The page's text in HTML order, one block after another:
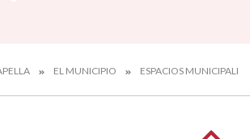
EL MUNICIPIO ESPACIOS MUNICIPALES